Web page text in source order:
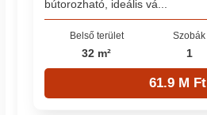
bútorozható, ideális vá...
Belső terület
32 m²
Szobák
1
61.9 M Ft